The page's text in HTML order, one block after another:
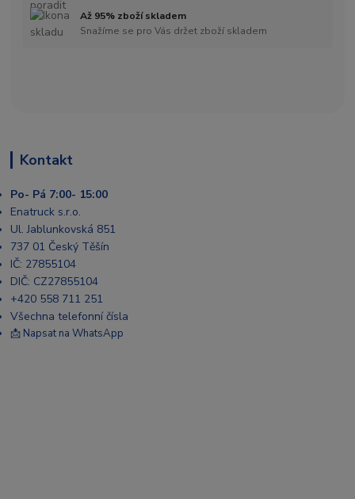
Až 95% zboží skladem
Snažíme se pro Vás držet zboží skladem
Kontakt
Po- Pá 7:00- 15:00
Enatruck s.r.o.
Ul. Jablunkovská 851
737 01 Český Těšín
IČ: 27855104
DIČ: CZ27855104
+420 558 711 251
Všechna telefonní čísla
📩 Napsat na WhatsApp